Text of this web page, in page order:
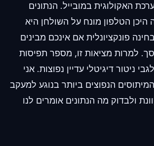
האקולוגית במובייל. הנתונים
היכן הטלפון מונח על השולחן היא
פונקציונלית אם אינכם מבינים
למרות מציאות זו, מספר תפיסות
ניטור דיגיטלי עדיין נפוצות. אני
הנפוצים ביותר בנוגע למעקב
ולבדוק מה הנתונים אומרים לנו